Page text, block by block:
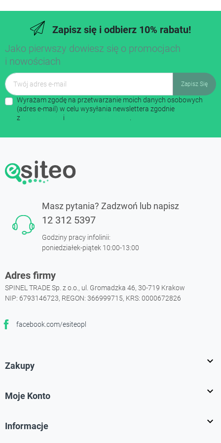
Zapisz się i odbierz 10% rabatu!
Jako pierwszy dowiesz się o promocjach
i nowościach
Wyrażam zgodę na przetwarzanie moich danych osobowych
(adres e-mail) w celu wysyłania newslettera zgodnie
z
i
Masz pytania? Zadzwoń lub napisz
12 312 5397
Godziny pracy infolinii:
poniedziałek-piątek 10:00-13:00
Adres firmy
SPINEL TRADE Sp. z o.o., ul. Gromadzka 46, 30-719 Krakow
NIP: 6793146723, REGON: 366999715, KRS: 0000672826
facebook.com/esiteopl
Facebook
Zakupy 
Moje Konto 
Informacje 